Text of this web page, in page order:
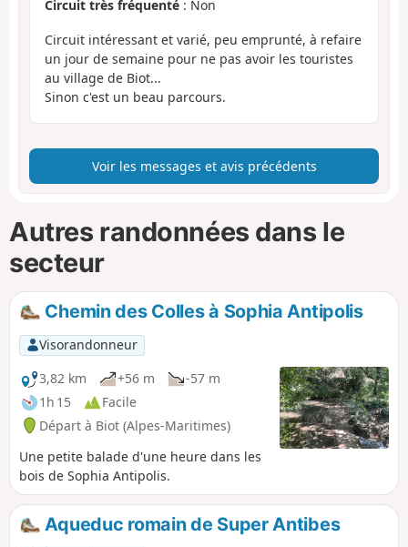
Circuit très fréquenté : Non
Circuit intéressant et varié, peu emprunté, à refaire
un jour de semaine pour ne pas avoir les touristes
au village de Biot...
Sinon c'est un beau parcours.
Voir les messages et avis précédents
Autres randonnées dans le
secteur
Chemin des Colles à Sophia Antipolis
Visorandonneur
3,82 km
+56 m
-57 m
1h 15
Facile
Départ à Biot (Alpes-Maritimes)
Une petite balade d'une heure dans les
bois de Sophia Antipolis.
Aqueduc romain de Super Antibes